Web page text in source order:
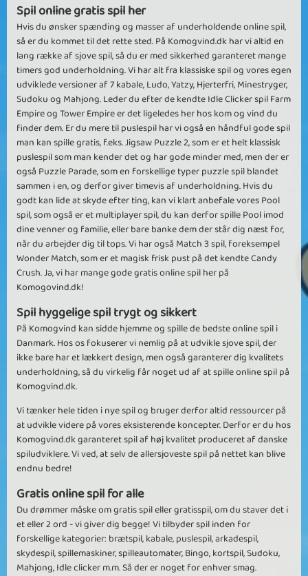
Spil online gratis spil her
Hvis du ønsker spænding og masser af underholdende online spil,
så er du kommet til det rette sted. På Komogvind.dk har vi altid en
lang række af sjove spil, så du er med sikkerhed garanteret mange
timers god underholdning. Vi har alt fra klassiske spil og vores egen
udviklede versioner af 7 kabale, Ludo, Yatzy, Hjerterfri, Minestryger,
Sudoku og Mahjong. Leder du efter de kendte Idle Clicker spil Farm
Empire og Tower Empire er det ligeledes her hos kom og vind du
finder dem. Er du mere til puslespil har vi også en håndful gode spil
man kan spille gratis, f.eks. Jigsaw Puzzle 2, som er et helt klassisk
puslespil som man kender det og har gode minder med, men der er
også Puzzle Parade, som en forskellige typer puzzle spil blandet
sammen i en, og derfor giver timevis af underholdning. Hvis du
godt kan lide at skyde efter ting, kan vi klart anbefale vores Pool
spil, som også er et multiplayer spil, du kan derfor spille Pool imod
dine venner og familie, eller bare banke dem der står dig næst for,
når du arbejder dig til tops. Vi har også Match 3 spil, foreksempel
Wonder Match, som er et magisk frisk pust på det kendte Candy
Crush. Ja, vi har mange gode gratis online spil her på
Komogovind.dk!
Spil hyggelige spil trygt og sikkert
På Komogvind kan sidde hjemme og spille de bedste online spil i
Danmark. Hos os fokuserer vi nemlig på at udvikle sjove spil, der
ikke bare har et lækkert design, men også garanterer dig kvalitets
underholdning, så du virkelig får noget ud af at spille online spil på
Komogvind.dk.
Vi tænker hele tiden i nye spil og bruger derfor altid ressourcer på
at udvikle videre på vores eksisterende koncepter. Derfor er du hos
Komogvind.dk garanteret spil af høj kvalitet produceret af danske
spiludviklere. Vi ved, at selv de allersjoveste spil på nettet kan blive
endnu bedre!
Gratis online spil for alle
Du drømmer måske om gratis spil eller gratisspil, om du staver det i
et eller 2 ord - vi giver dig begge! Vi tilbyder spil inden for
forskellige kategorier: brætspil, kabale, puslespil, arkadespil,
skydespil, spillemaskiner, spilleautomater, Bingo, kortspil, Sudoku,
Mahjong, Idle clicker m.m. Så der er noget for enhver smag.